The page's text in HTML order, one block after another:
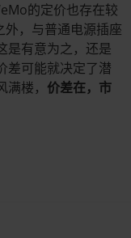
的定价也存在较
，与普通电源插座
是有意为之，还是
差可能就决定了潜
楼， 价差在，市